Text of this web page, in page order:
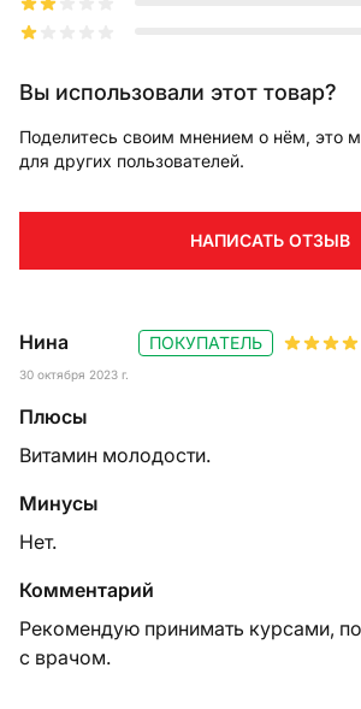
Нина
30 октября 2023 г.
ПОКУПАТЕЛЬ
Плюсы
Витамин молодости.
Минусы
Нет.
Комментарий
Рекомендую принимать курсами,
с врачом.
Вы использовали этот товар?
Поделитесь своим мнением о нём, это
для других пользователей.
НАПИСАТЬ ОТЗЫВ